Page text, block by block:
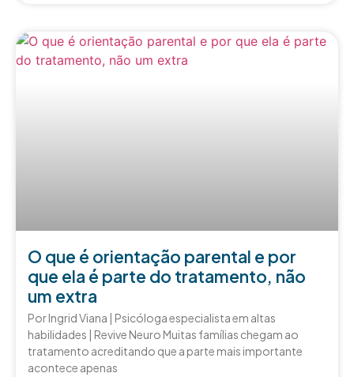
O que é orientação parental e por
que ela é parte do tratamento, não
um extra
Por Ingrid Viana | Psicóloga especialista em altas
habilidades | Revive Neuro Muitas famílias chegam ao
tratamento acreditando que a parte mais importante
acontece apenas